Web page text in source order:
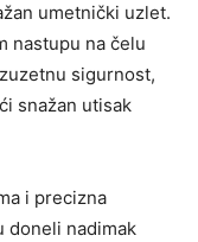
umetnički uzlet.
nastupu na čelu
sigurnost,
snažan utisak
i precizna
doneli nadimak